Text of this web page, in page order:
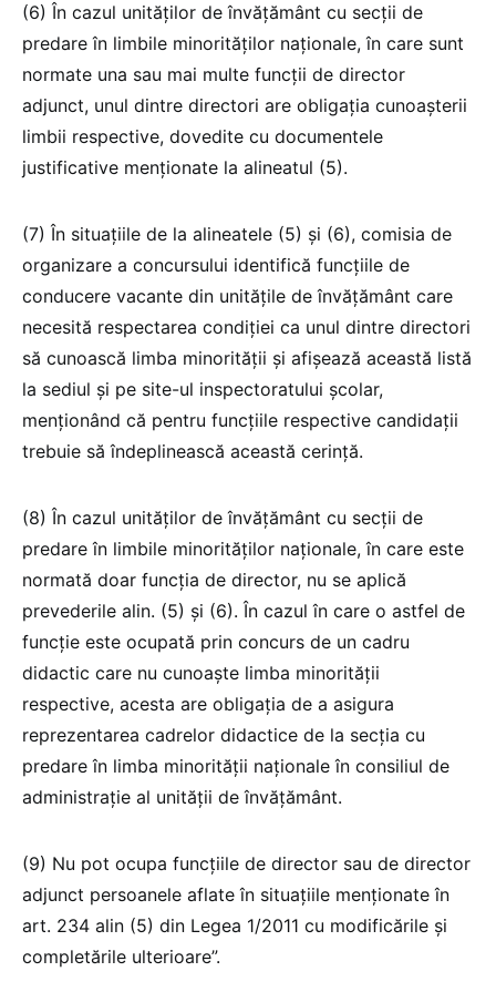
(6) În cazul unităților de învățământ cu secții de
predare în limbile minorităților naționale, în care sunt
normate una sau mai multe funcții de director
adjunct, unul dintre directori are obligația cunoașterii
limbii respective, dovedite cu documentele
justificative menționate la alineatul (5).
(7) În situațiile de la alineatele (5) și (6), comisia de
organizare a concursului identifică funcțiile de
conducere vacante din unitățile de învățământ care
necesită respectarea condiției ca unul dintre directori
să cunoască limba minorității și afișează această listă
la sediul și pe site-ul inspectoratului școlar,
menționând că pentru funcțiile respective candidații
trebuie să îndeplinească această cerință.
(8) În cazul unităților de învățământ cu secții de
predare în limbile minorităților naționale, în care este
normată doar funcția de director, nu se aplică
prevederile alin. (5) și (6). În cazul în care o astfel de
funcție este ocupată prin concurs de un cadru
didactic care nu cunoaște limba minorității
respective, acesta are obligația de a asigura
reprezentarea cadrelor didactice de la secția cu
predare în limba minorității naționale în consiliul de
administrație al unității de învățământ.
(9) Nu pot ocupa funcțiile de director sau de director
adjunct persoanele aflate în situațiile menționate în
art. 234 alin (5) din Legea 1/2011 cu modificările și
completările ulterioare”.